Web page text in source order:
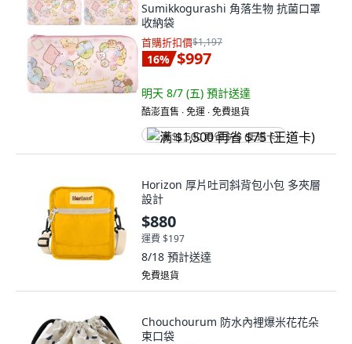
Sumikkogurashi 角落生物 抗菌口罩
收納袋
首購折扣價$1,197
16% $997
明天 8/7 (五) 預計送達
酷澎直售 ∙ 免運 ∙ 免費退貨
满 $1,500 再省 $75 (王道卡)
Horizon 厚片吐司斜背包小包 多夾層
設計
$880
運費 $197
8/18 預計送達
免費退貨
Chouchourum 防水內裡爆米花花朵
束口袋